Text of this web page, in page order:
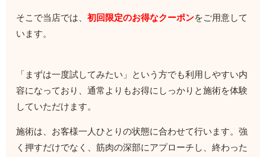
そこで当店では、初回限定のお得なクーポンをご用意して
います。
「まずは一度試してみたい」という方でも利用しやすい内
容になっており、通常よりもお得にしっかりと施術を体験
していただけます。
施術は、お客様一人ひとりの状態に合わせて行います。強
く押すだけでなく、筋肉の深部にアプローチし、終わった